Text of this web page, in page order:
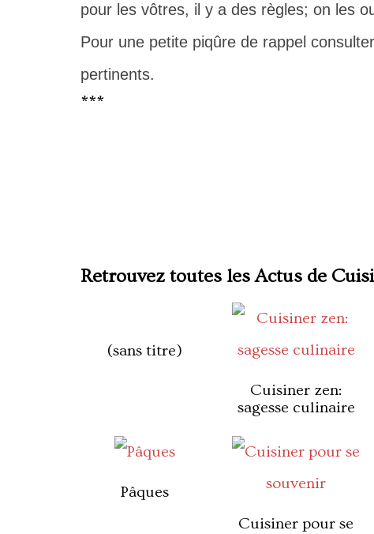
pour les vôtres, il y a des règles; on les
Pour une petite piqûre de rappel
pertinents.
***
Retrouvez toutes les Actus de
(sans titre)
Cuisiner zen:
sagesse culinaire
Pâques
Cuisiner pour se